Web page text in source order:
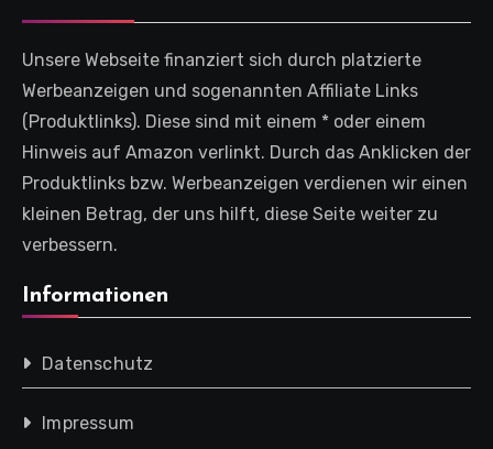
Unsere Webseite finanziert sich durch platzierte
Werbeanzeigen und sogenannten Affiliate Links
(Produktlinks). Diese sind mit einem * oder einem
Hinweis auf Amazon verlinkt. Durch das Anklicken der
Produktlinks bzw. Werbeanzeigen verdienen wir einen
kleinen Betrag, der uns hilft, diese Seite weiter zu
verbessern.
Informationen
Datenschutz
Impressum